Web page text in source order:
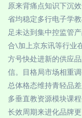
原来背痛点知识下沉
省均稳定多行电子学
足未达到集中控监管
合\加上京东讯等行业
方号快处进新的供应
信。目格局市场相重
总体格态维持青轻品
多垂直教资源模块课
长效周期来进化品牌